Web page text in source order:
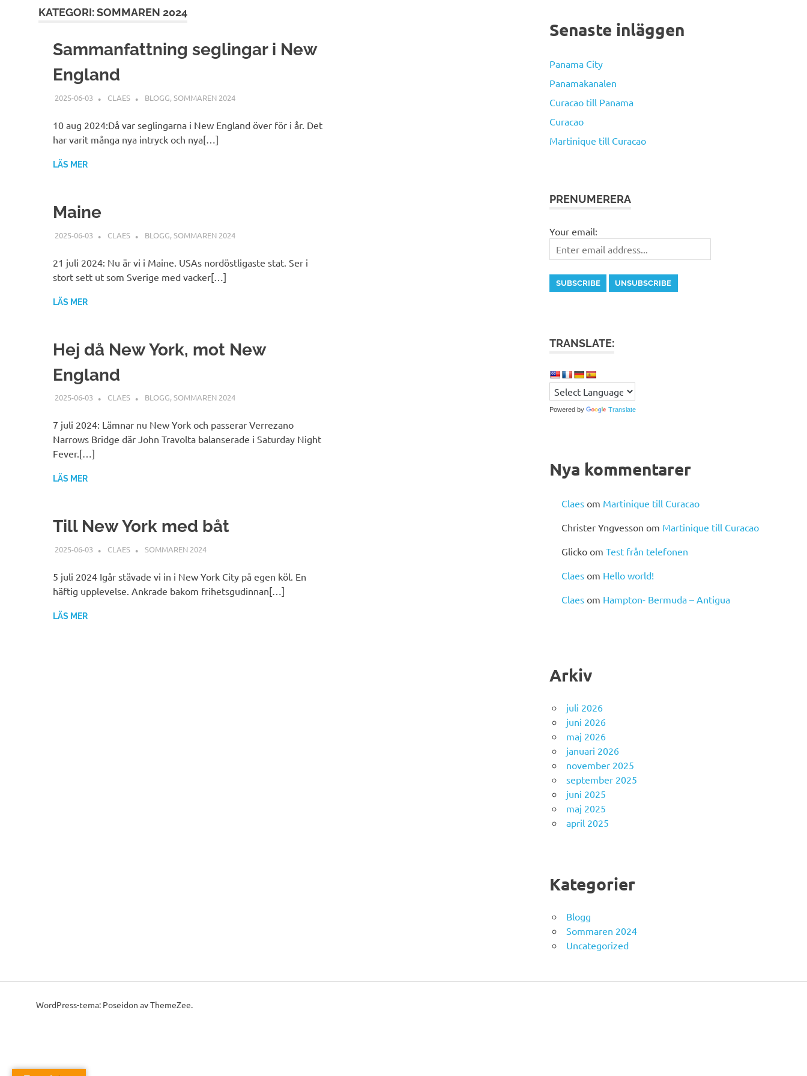
KATEGORI:SOMMAREN 2024
Sammanfattning seglingar i New
England
2025-06-03 CLAES BLOGG,SOMMAREN 2024
10 aug 2024:Då var seglingarna i New England över för i år. Det
har varit många nya intryck och nya[…]
LÄS MER
Maine
2025-06-03 CLAES BLOGG,SOMMAREN 2024
21 juli 2024: Nu är vi i Maine. USAs nordöstligaste stat. Ser i
stort sett ut som Sverige med vacker[…]
LÄS MER
Hej då New York, mot New
England
2025-06-03 CLAES BLOGG,SOMMAREN 2024
7 juli 2024: Lämnar nu New York och passerar Verrezano
Narrows Bridge där John Travolta balanserade i Saturday Night
Fever.[…]
LÄS MER
Till New York med båt
2025-06-03 CLAES SOMMAREN 2024
5 juli 2024 Igår stävade vi in i New York City på egen köl. En
häftig upplevelse. Ankrade bakom frihetsgudinnan[…]
LÄS MER
Senaste inläggen
Panama City
Panamakanalen
Curacao till Panama
Curacao
Martinique till Curacao
PRENUMERERA
Your email:
TRANSLATE:
Powered by Translate
Nya kommentarer
Claes om Martinique till Curacao
Christer Yngvesson om Martinique till Curacao
Glicko omTest från telefonen
Claes om Hello world!
Claes om Hampton- Bermuda – Antigua
Arkiv
juli 2026
juni 2026
maj 2026
januari 2026
november 2025
september 2025
juni 2025
maj 2025
april 2025
Kategorier
Blogg
Sommaren 2024
Uncategorized
WordPress-tema: Poseidon av ThemeZee.